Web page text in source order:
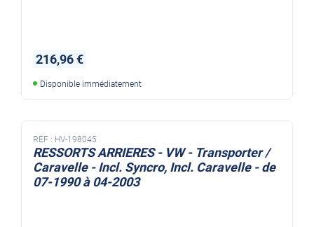
216,96 €
Disponible immédiatement
REF : HV-198045
RESSORTS ARRIERES - VW - Transporter /
Caravelle - Incl. Syncro, Incl. Caravelle - de
07-1990 à 04-2003